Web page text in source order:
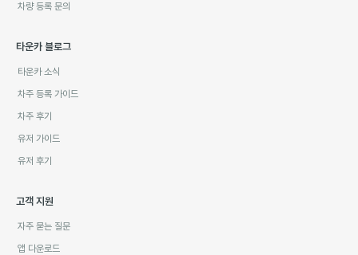
차량 등록 문의
타운카 블로그
타운카 소식
차주 등록 가이드
차주 후기
유저 가이드
유저 후기
고객 지원
자주 묻는 질문
앱 다운로드